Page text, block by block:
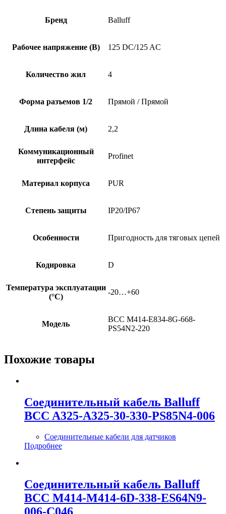
Бренд Balluff
Рабочее напряжение (В) 125 DC/125 AC
Количество жил 4
Форма разъемов 1/2 Прямой / Прямой
Длина кабеля (м) 2,2
Коммуникационный
интерфейс
Profinet
Материал корпуса PUR
Степень защиты IP20/IP67
Особенности Пригодность для тяговых цепей
Кодировка D
Температура эксплуатации
(°C)
-20…+60
Модель
BCC M414-E834-8G-668-
PS54N2-220
Похожие товары
Соединительный кабель Balluff
BCC A325-A325-30-330-PS85N4-006
Соединительные кабели для датчиков
Подробнее
Соединительный кабель Balluff
BCC M414-M414-6D-338-ES64N9-